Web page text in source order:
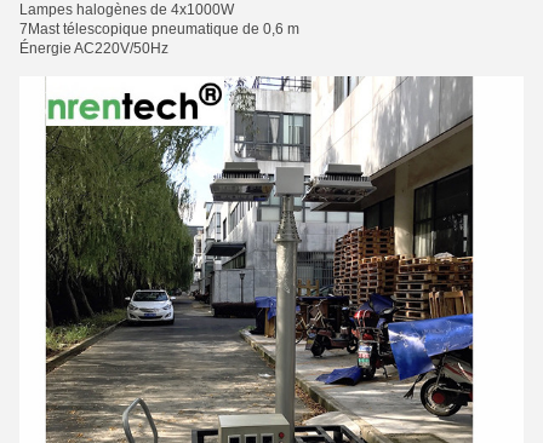
Lampes halogènes de 4x1000W
7Mast télescopique pneumatique de 0,6 m
Énergie AC220V/50Hz